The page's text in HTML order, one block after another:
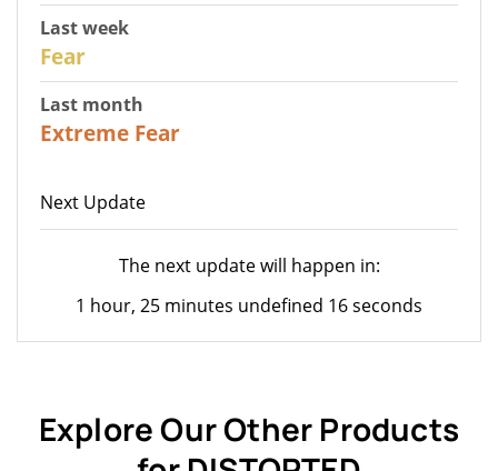
Last week
Fear
Last month
Extreme Fear
Next Update
The next update will happen in:
1 hour, 25 minutes undefined 16 seconds
Explore Our Other Products